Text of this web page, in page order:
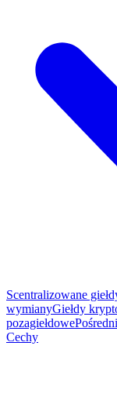
Scentralizowane
wymianyGiełdy
pozagiełdowe
Cechy